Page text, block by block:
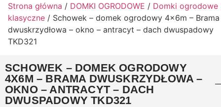
Strona główna / DOMKI OGRODOWE / Domki ogrodowe
klasyczne / Schowek – domek ogrodowy 4x6m – Brama
dwuskrzydłowa – okno – antracyt – dach dwuspadowy
TKD321
SCHOWEK – DOMEK OGRODOWY
4X6M – BRAMA DWUSKRZYDŁOWA –
OKNO – ANTRACYT – DACH
DWUSPADOWY TKD321